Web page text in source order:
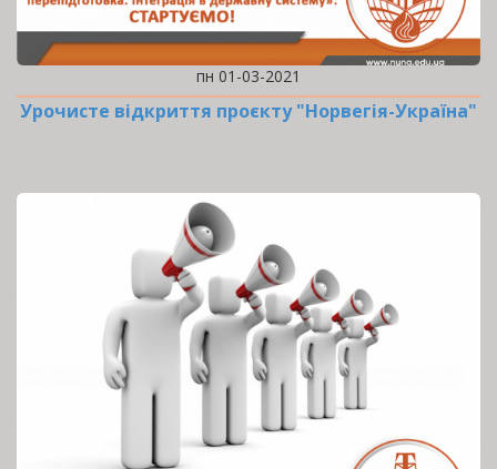
пн 01-03-2021
Урочисте відкриття проєкту "Норвегія-Україна"